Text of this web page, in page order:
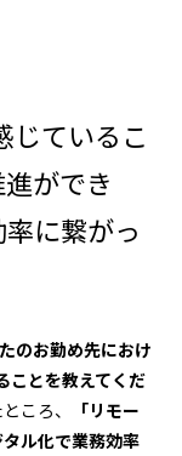
じているこ
ができ
に繋がっ
のお勤め先におけ
ことを教えてくだ
ころ、
「リモー
ル化で業務効率